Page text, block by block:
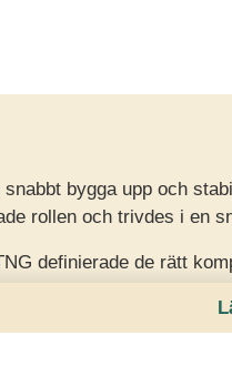
snabbt bygga upp och
rollen och trivdes i en
definierade de rätt
tillsättningar, ett